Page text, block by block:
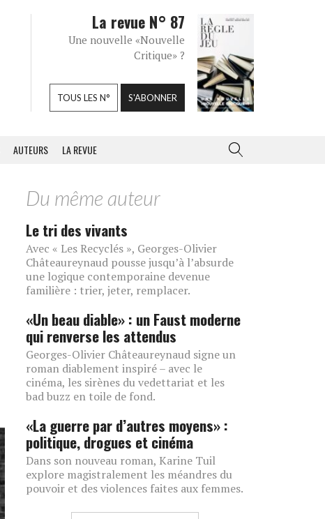
La revue N° 87
Une nouvelle «Nouvelle
Critique» ?
TOUS LES N° S'ABONNER
AUTEURS LA REVUE
Du même auteur
Le tri des vivants
Avec « Les Recyclés », Georges-Olivier
Châteaureynaud pousse jusqu’à l’absurde
une logique contemporaine devenue
familière : trier, jeter, remplacer.
«Un beau diable» : un Faust moderne
qui renverse les attendus
Georges-Olivier Châteaureynaud signe un
roman diablement inspiré – avec le
cinéma, les sirènes du vedettariat et les
bad buzz en toile de fond.
«La guerre par d’autres moyens» :
politique, drogues et cinéma
Dans son nouveau roman, Karine Tuil
explore magistralement les méandres du
pouvoir et des violences faites aux femmes.